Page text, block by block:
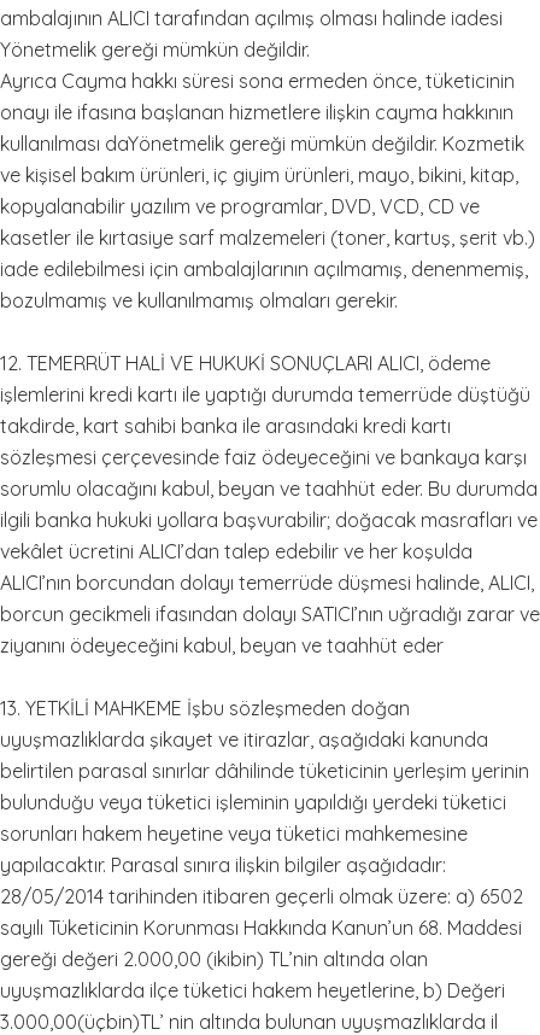
ambalajının ALICI tarafından açılmış olması halinde iadesi
Yönetmelik gereği mümkün değildir.
Ayrıca Cayma hakkı süresi sona ermeden önce, tüketicinin
onayı ile ifasına başlanan hizmetlere ilişkin cayma hakkının
kullanılması daYönetmelik gereği mümkün değildir. Kozmetik
ve kişisel bakım ürünleri, iç giyim ürünleri, mayo, bikini, kitap,
kopyalanabilir yazılım ve programlar, DVD, VCD, CD ve
kasetler ile kırtasiye sarf malzemeleri (toner, kartuş, şerit vb.)
iade edilebilmesi için ambalajlarının açılmamış, denenmemiş,
bozulmamış ve kullanılmamış olmaları gerekir.
12. TEMERRÜT HALİ VE HUKUKİ SONUÇLARI ALICI, ödeme
işlemlerini kredi kartı ile yaptığı durumda temerrüde düştüğü
takdirde, kart sahibi banka ile arasındaki kredi kartı
sözleşmesi çerçevesinde faiz ödeyeceğini ve bankaya karşı
sorumlu olacağını kabul, beyan ve taahhüt eder. Bu durumda
ilgili banka hukuki yollara başvurabilir; doğacak masrafları ve
vekâlet ücretini ALICI’dan talep edebilir ve her koşulda
ALICI’nın borcundan dolayı temerrüde düşmesi halinde, ALICI,
borcun gecikmeli ifasından dolayı SATICI’nın uğradığı zarar ve
ziyanını ödeyeceğini kabul, beyan ve taahhüt eder
13. YETKİLİ MAHKEME İşbu sözleşmeden doğan
uyuşmazlıklarda şikayet ve itirazlar, aşağıdaki kanunda
belirtilen parasal sınırlar dâhilinde tüketicinin yerleşim yerinin
bulunduğu veya tüketici işleminin yapıldığı yerdeki tüketici
sorunları hakem heyetine veya tüketici mahkemesine
yapılacaktır. Parasal sınıra ilişkin bilgiler aşağıdadır:
28/05/2014 tarihinden itibaren geçerli olmak üzere: a) 6502
sayılı Tüketicinin Korunması Hakkında Kanun’un 68. Maddesi
gereği değeri 2.000,00 (ikibin) TL’nin altında olan
uyuşmazlıklarda ilçe tüketici hakem heyetlerine, b) Değeri
3.000,00(üçbin)TL’ nin altında bulunan uyuşmazlıklarda il